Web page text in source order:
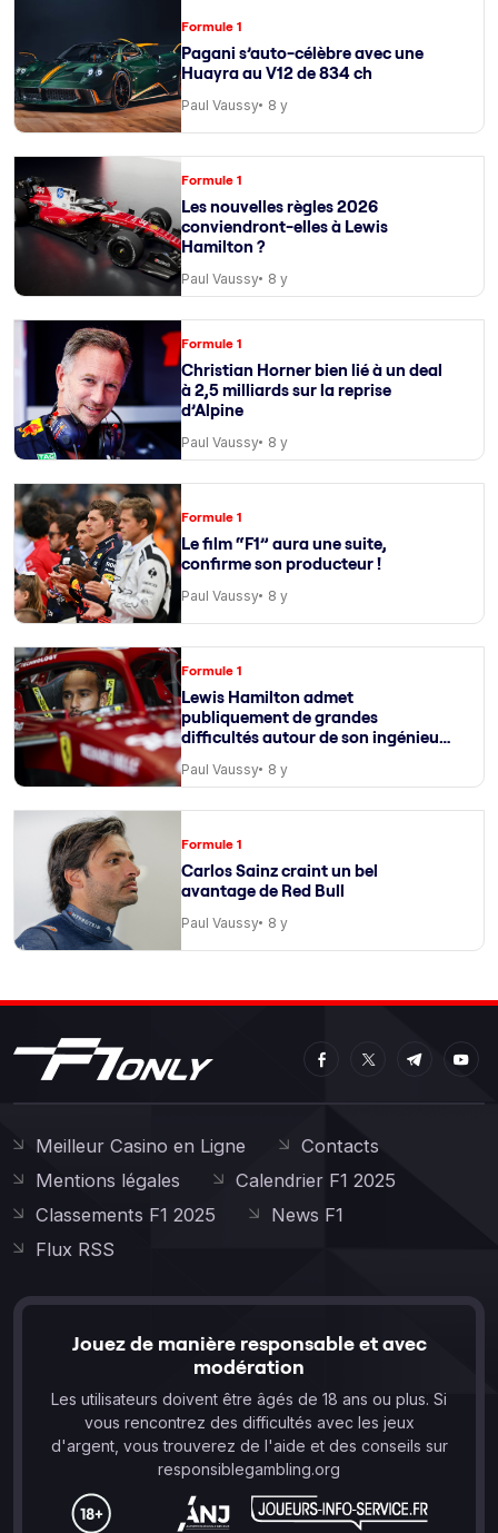
Formule 1
Pagani s’auto-célèbre avec une
Huayra au V12 de 834 ch
Paul Vaussy 8 y
Formule 1
Les nouvelles règles 2026
conviendront-elles à Lewis
Hamilton ?
Paul Vaussy 8 y
Formule 1
Christian Horner bien lié à un deal
à 2,5 milliards sur la reprise
d’Alpine
Paul Vaussy 8 y
Formule 1
Le film “F1” aura une suite,
confirme son producteur !
Paul Vaussy 8 y
Formule 1
Lewis Hamilton admet
publiquement de grandes
difficultés autour de son ingénieur
Paul Vaussy 8 y
Formule 1
Carlos Sainz craint un bel
avantage de Red Bull
Paul Vaussy 8 y
Meilleur Casino en Ligne
Contacts
Mentions légales
Calendrier F1 2025
Classements F1 2025
News F1
Flux RSS
Jouez de manière responsable et avec
modération
Les utilisateurs doivent être âgés de 18 ans ou plus. Si
vous rencontrez des difficultés avec les jeux
d'argent, vous trouverez de l'aide et des conseils sur
responsiblegambling.org